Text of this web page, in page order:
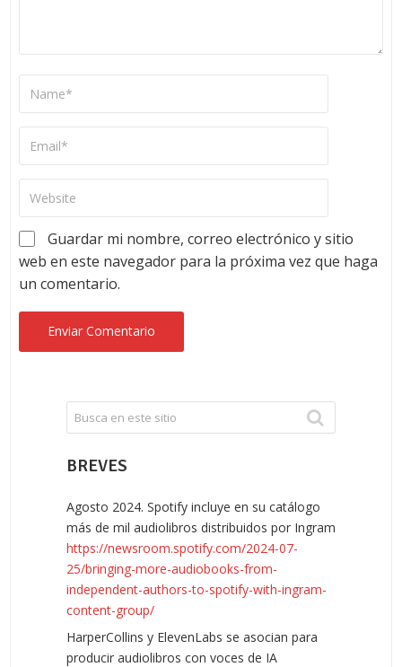
Guardar mi nombre, correo electrónico y sitio
web en este navegador para la próxima vez que haga
un comentario.
BREVES
Agosto 2024. Spotify incluye en su catálogo
más de mil audiolibros distribuidos por Ingram
https://newsroom.spotify.com/2024-07-
25/bringing-more-audiobooks-from-
independent-authors-to-spotify-with-ingram-
content-group/
HarperCollins y ElevenLabs se asocian para
producir audiolibros con voces de IA